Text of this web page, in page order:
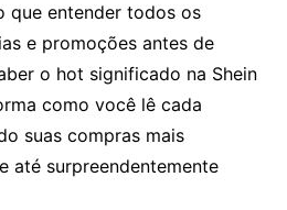
que entender todos os
e promoções antes de
o hot significado na Shein
como você lê cada
suas compras mais
até surpreendentemente